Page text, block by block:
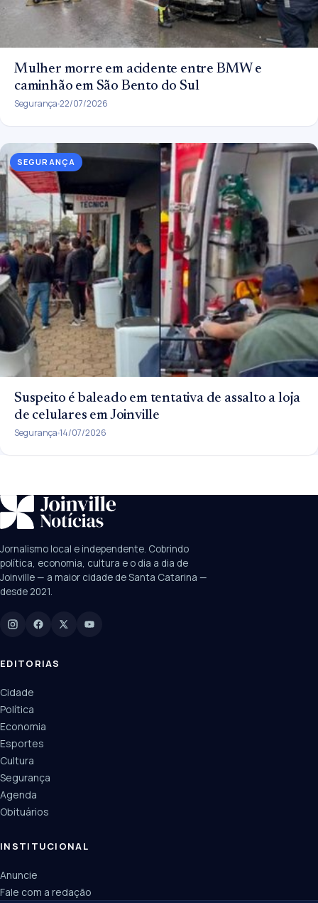
Mulher morre em acidente entre BMW e
caminhão em São Bento do Sul
Segurança 22/07/2026
SEGURANÇA
Suspeito é baleado em tentativa de assalto a loja
de celulares em Joinville
Segurança 14/07/2026
SUGESTÕES: JEC
Câmara
UPA Sul
Manchetes, colunistas e editorias do JN
Jornalismo local e independente. Cobrindo
política, economia, cultura e o dia a dia de
Joinville — a maior cidade de Santa Catarina —
desde 2021.
EDITORIAS
Cidade
Política
Economia
Esportes
Cultura
Segurança
Agenda
Obituários
INSTITUCIONAL
Anuncie
Fale com a redação